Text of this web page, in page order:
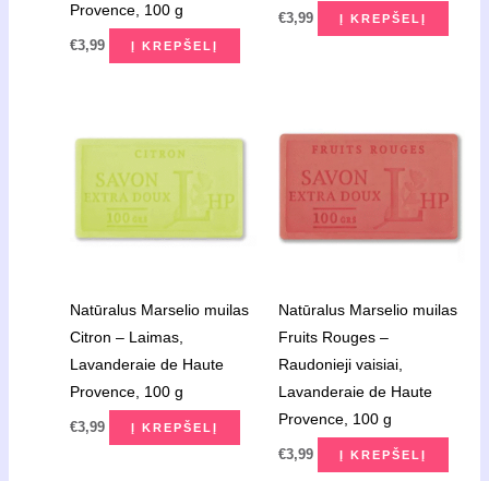
Provence, 100 g
€3,99 Į KREPŠELĮ
€3,99 Į KREPŠELĮ
Natūralus Marselio muilas
Citron – Laimas,
Lavanderaie de Haute
Provence, 100 g
€3,99 Į KREPŠELĮ
Natūralus Marselio muilas
Fruits Rouges –
Raudonieji vaisiai,
Lavanderaie de Haute
Provence, 100 g
€3,99 Į KREPŠELĮ